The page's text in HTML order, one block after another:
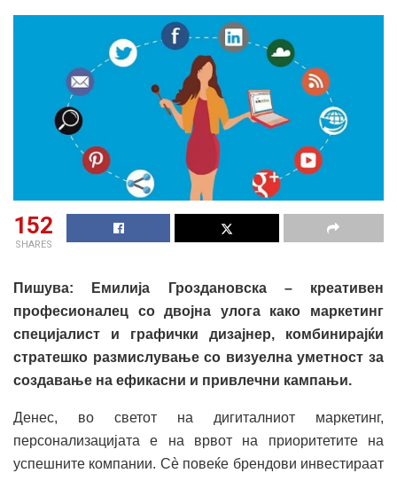
152
SHARES
Пишува: Емилија Гроздановска – креативен
професионалец со двојна улога како маркетинг
специјалист и графички дизајнер, комбинирајќи
стратешко размислување со визуелна уметност за
создавање на ефикасни и привлечни кампањи.
Денес, во светот на дигиталниот маркетинг,
персонализацијата е на врвот на приоритетите на
успешните компании. Сè повеќе брендови инвестираат